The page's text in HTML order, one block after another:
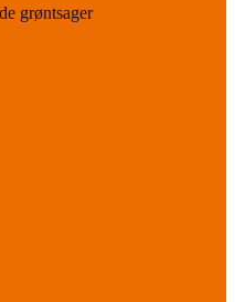
grøntsager